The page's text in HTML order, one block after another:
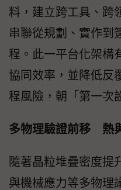
料，建立跨工具、跨
串聯從規劃、實作到
程。此一平台化架構
協同效率，並降低反
程風險，朝「第一次
多物理驗證前移 熱
隨著晶粒堆疊密度提
與機械應力等多物理